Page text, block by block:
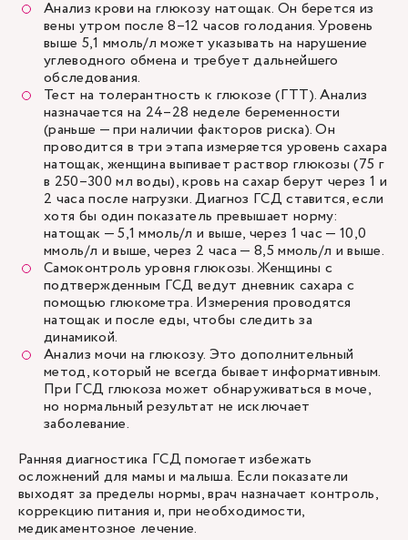
Анализ крови на глюкозу натощак. Он берется из
вены утром после 8–12 часов голодания. Уровень
выше 5,1 ммоль/л может указывать на нарушение
углеводного обмена и требует дальнейшего
обследования.
Тест на толерантность к глюкозе (ГТТ). Анализ
назначается на 24–28 неделе беременности
(раньше — при наличии факторов риска). Он
проводится в три этапа измеряется уровень сахара
натощак, женщина выпивает раствор глюкозы (75 г
в 250–300 мл воды), кровь на сахар берут через 1 и
2 часа после нагрузки. Диагноз ГСД ставится, если
хотя бы один показатель превышает норму:
натощак — 5,1 ммоль/л и выше, через 1 час — 10,0
ммоль/л и выше, через 2 часа — 8,5 ммоль/л и выше.
Самоконтроль уровня глюкозы. Женщины с
подтвержденным ГСД ведут дневник сахара с
помощью глюкометра. Измерения проводятся
натощак и после еды, чтобы следить за
динамикой.
Анализ мочи на глюкозу. Это дополнительный
метод, который не всегда бывает информативным.
При ГСД глюкоза может обнаруживаться в моче,
но нормальный результат не исключает
заболевание.
Ранняя диагностика ГСД помогает избежать
осложнений для мамы и малыша. Если показатели
выходят за пределы нормы, врач назначает контроль,
коррекцию питания и, при необходимости,
медикаментозное лечение.